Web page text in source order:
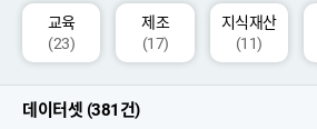
교육
(23)
제조
(17)
지식재산
(11)
데이터셋 (381건)